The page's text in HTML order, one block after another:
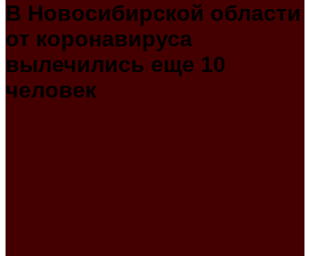
В Новосибирской области
от коронавируса
вылечились еще 10
человек